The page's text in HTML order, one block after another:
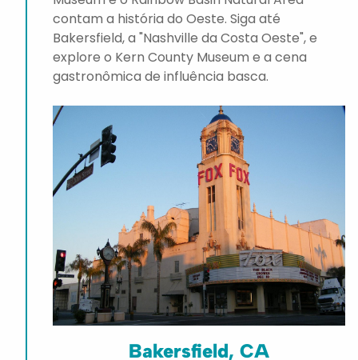
contam a história do Oeste. Siga até
Bakersfield, a "Nashville da Costa Oeste", e
explore o Kern County Museum e a cena
gastronômica de influência basca.
Bakersfield, CA